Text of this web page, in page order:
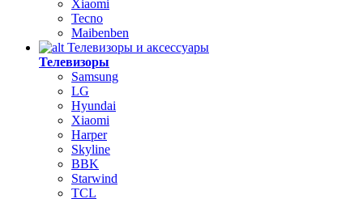
Xiaomi
Tecno
Maibenben
Телевизоры и аксессуары
Телевизоры
Samsung
LG
Hyundai
Xiaomi
Harper
Skyline
BBK
Starwind
TCL